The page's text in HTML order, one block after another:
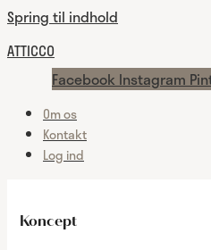
Spring til indhold
ATTICCO
Facebook Instagram
Om os
Kontakt
Log ind
Koncept